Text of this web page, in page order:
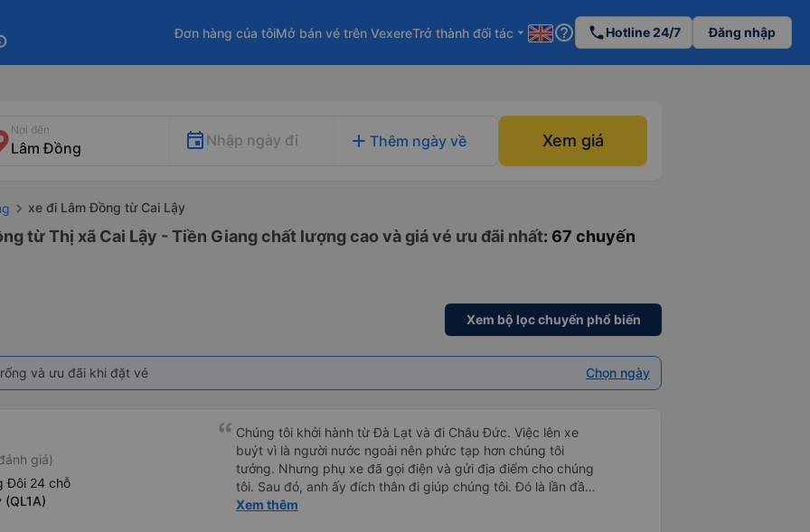
Đơn hàng của tôiMở bán vé trên VexereTrở thành đối tác arrow_drop_down help_outline phoneHotline 24/7 Đăng nhập
Nơi đến
Nhập ngày đi add Thêm ngày về Xem giá
xe đi Lâm Đồng từ Cai Lậy
từ Thị xã Cai Lậy - Tiền Giang chất lượng cao và giá vé ưu đãi nhất: 67 chuyến
Xem bộ lọc chuyến phổ biến
và ưu đãi khi đặt vé Chọn ngày
giá)
Đôi 24 chỗ
(QL1A)
Chúng tôi khởi hành từ Đà Lạt và đi Châu Đức. Việc lên xe
buýt vì là người nước ngoài nên phức tạp hơn chúng tôi
tưởng. Nhưng phụ xe đã gọi điện và gửi địa điểm cho chúng
tôi. Sau đó, anh ấy đích thân đi giúp chúng tôi. Đó là lần đầu
tiên đi xe giường nằm với hai đứa trẻ nhỏ khá thú vị. Chúng
Xem thêm